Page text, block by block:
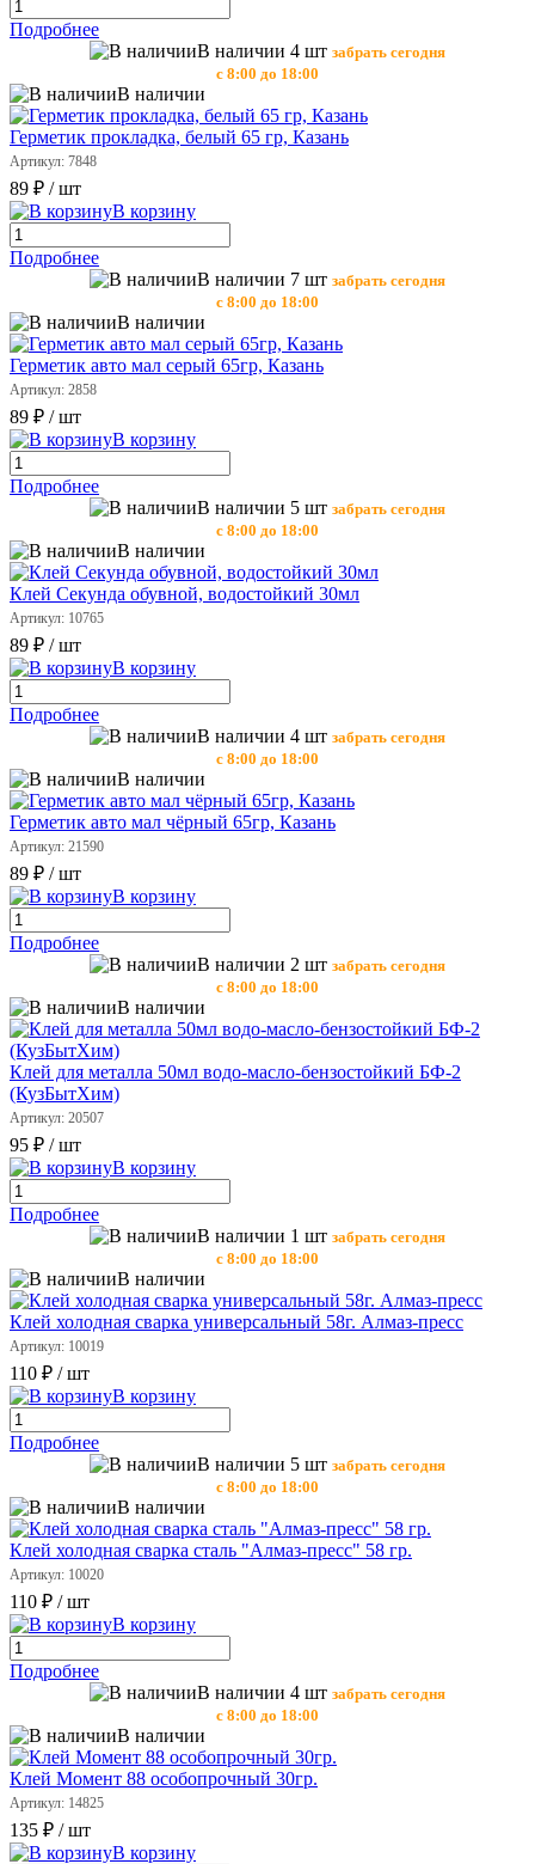
Подробнее
В наличии 4 шт забрать сегодня
с 8:00 до 18:00
В наличии
Герметик прокладка, белый 65 гр, Казань
Артикул: 7848
89 ₽ / шт
В корзину
Подробнее
В наличии 7 шт забрать сегодня
с 8:00 до 18:00
В наличии
Герметик авто мал серый 65гр, Казань
Артикул: 2858
89 ₽ / шт
В корзину
Подробнее
В наличии 5 шт забрать сегодня
с 8:00 до 18:00
В наличии
Клей Секунда обувной, водостойкий 30мл
Артикул: 10765
89 ₽ / шт
В корзину
Подробнее
В наличии 4 шт забрать сегодня
с 8:00 до 18:00
В наличии
Герметик авто мал чёрный 65гр, Казань
Артикул: 21590
89 ₽ / шт
В корзину
Подробнее
В наличии 2 шт забрать сегодня
с 8:00 до 18:00
В наличии
Клей для металла 50мл водо-масло-бензостойкий БФ-2
(КузБытХим)
Артикул: 20507
95 ₽ / шт
В корзину
Подробнее
В наличии 1 шт забрать сегодня
с 8:00 до 18:00
В наличии
Клей холодная сварка универсальный 58г. Алмаз-пресс
Артикул: 10019
110 ₽ / шт
В корзину
Подробнее
В наличии 5 шт забрать сегодня
с 8:00 до 18:00
В наличии
Клей холодная сварка сталь "Алмаз-пресс" 58 гр.
Артикул: 10020
110 ₽ / шт
В корзину
Подробнее
В наличии 4 шт забрать сегодня
с 8:00 до 18:00
В наличии
Клей Момент 88 особопрочный 30гр.
Артикул: 14825
135 ₽ / шт
В корзину